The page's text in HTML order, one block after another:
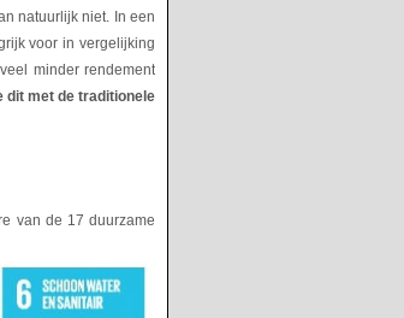
natuurlijk niet. In een
voor in vergelijking
minder rendement
dit met de traditionele
van de 17 duurzame